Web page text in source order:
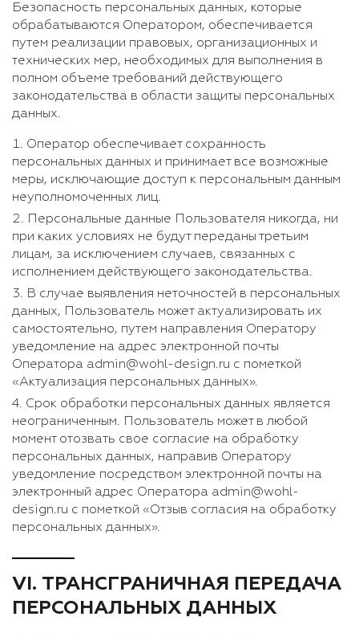
Безопасность персональных данных, которые
обрабатываются Оператором, обеспечивается
путем реализации правовых, организационных и
технических мер, необходимых для выполнения в
полном объеме требований действующего
законодательства в области защиты персональных
данных.
Оператор обеспечивает сохранность
персональных данных и принимает все возможные
меры, исключающие доступ к персональным данным
неуполномоченных лиц.
Персональные данные Пользователя никогда, ни
при каких условиях не будут переданы третьим
лицам, за исключением случаев, связанных с
исполнением действующего законодательства.
В случае выявления неточностей в персональных
данных, Пользователь может актуализировать их
самостоятельно, путем направления Оператору
уведомление на адрес электронной почты
Оператора admin@wohl-design.ru с пометкой
«Актуализация персональных данных».
Срок обработки персональных данных является
неограниченным. Пользователь может в любой
момент отозвать свое согласие на обработку
персональных данных, направив Оператору
уведомление посредством электронной почты на
электронный адрес Оператора admin@wohl-
design.ru с пометкой «Отзыв согласия на обработку
персональных данных».
VI. ТРАНСГРАНИЧНАЯ ПЕРЕДАЧА
ПЕРСОНАЛЬНЫХ ДАННЫХ